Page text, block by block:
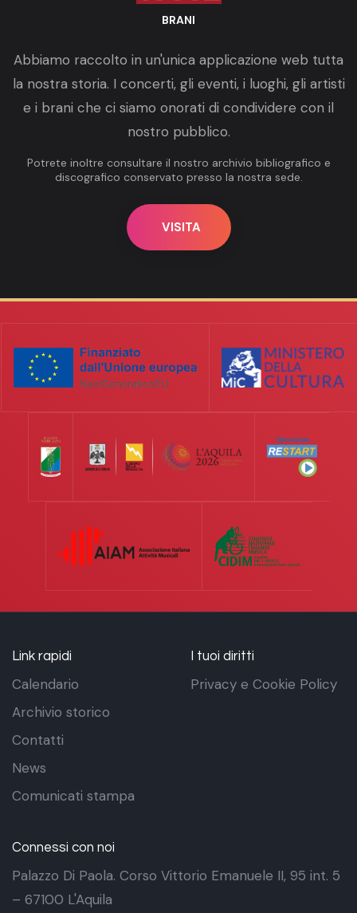
BRANI
Abbiamo raccolto in un'unica applicazione web tutta
la nostra storia. I concerti, gli eventi, i luoghi, gli artisti
e i brani che ci siamo onorati di condividere con il
nostro pubblico.
Potrete inoltre consultare il nostro archivio bibliografico e
discografico conservato presso la nostra sede.
VISITA
Link rapidi
Calendario
Archivio storico
Contatti
News
Comunicati stampa
I tuoi diritti
Privacy e Cookie Policy
Connessi con noi
Palazzo Di Paola. Corso Vittorio Emanuele II, 95 int. 5
– 67100 L'Aquila